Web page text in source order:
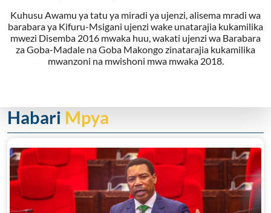
Kuhusu Awamu ya tatu ya miradi ya ujenzi, alisema mradi wa
barabara ya Kifuru-Msigani ujenzi wake unatarajia kukamilika
mwezi Disemba 2016 mwaka huu, wakati ujenzi wa Barabara
za Goba-Madale na Goba Makongo zinatarajia kukamilika
mwanzoni na mwishoni mwa mwaka 2018.
Habari Mpya